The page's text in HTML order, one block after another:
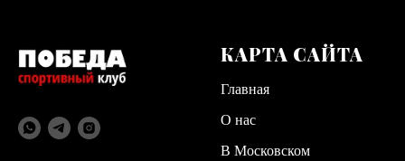
КАРТА САЙТА
Главная
О нас
В Московском